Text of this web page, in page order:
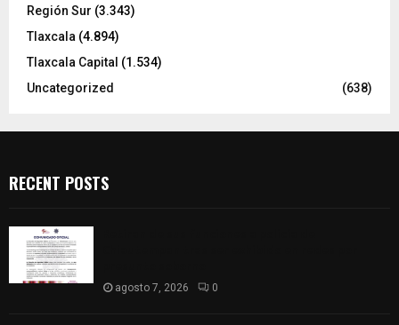
Región Sur (3.343)
Tlaxcala (4.894)
Tlaxcala Capital (1.534)
Uncategorized
(638)
RECENT POSTS
agosto 7, 2026 0